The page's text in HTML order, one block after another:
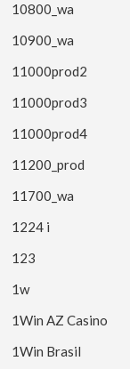
10800_wa
10900_wa
11000prod2
11000prod3
11000prod4
11200_prod
11700_wa
1224 i
123
1w
1Win AZ Casino
1Win Brasil